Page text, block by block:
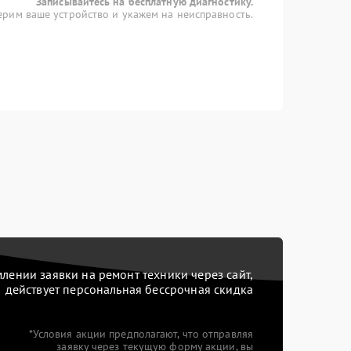
ваше устройство и укажем на неисправность.
заявки на ремонт техники через сайт,
действует персональная бессрочная скидка
*Условия акции предполагают, что отправляя
заявку через текущую форму акции, вы